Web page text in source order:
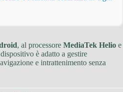
, al processore MediaTek Helio e
è adatto a gestire
e intrattenimento senza